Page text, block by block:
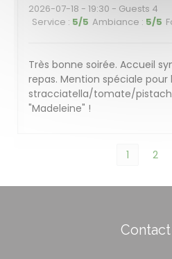
2026-07-18 - 19:30 - Guests 4
Service : 5/5 Ambiance : 5/5
Très bonne soirée. Accueil
repas. Mention spéciale pour
stracciatella/tomate/
"Madeleine" !
1 2